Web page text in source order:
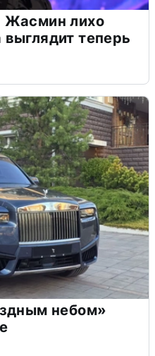
Жасмин лихо
теперь
небом»